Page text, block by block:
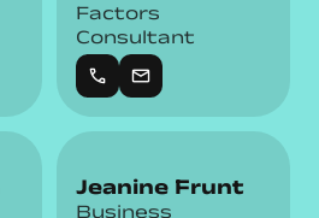
Factors
Consultant
call mail
Jeanine Frunt
Business